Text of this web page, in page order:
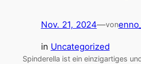
Nov. 21, 2024—von
in Uncategorized
Spinderella ist ein einzigartiges